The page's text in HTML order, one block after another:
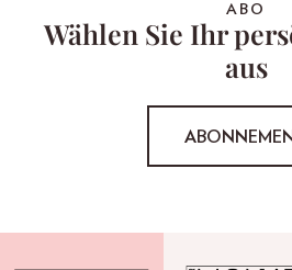
ABO
Wählen Sie Ihr
aus